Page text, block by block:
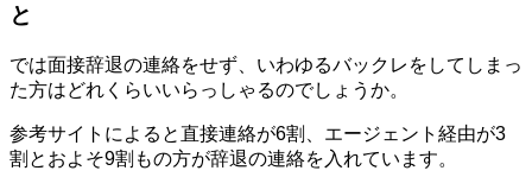
と
では面接辞退の連絡をせず、いわゆるバックレをしてしまっ
た方はどれくらいいらっしゃるのでしょうか。
参考サイトによると直接連絡が6割、エージェント経由が3
割とおよそ9割もの方が辞退の連絡を入れています。